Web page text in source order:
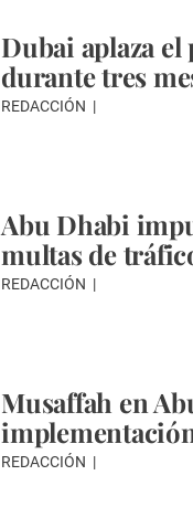
Dubai aplaza el
durante tres
REDACCIÓN
Abu Dhabi
multas de
REDACCIÓN
Musaffah en
REDACCIÓN